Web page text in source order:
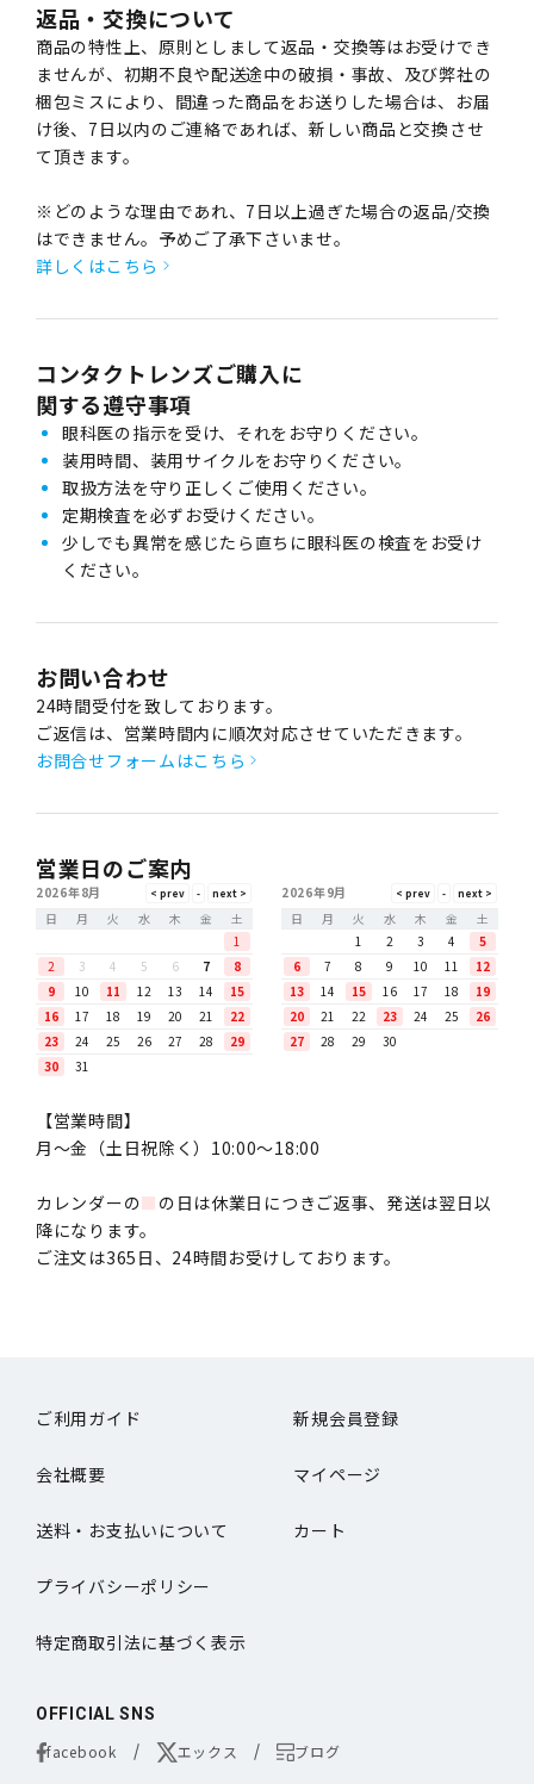
返品・交換について
商品の特性上、原則としまして返品・交換等はお受けでき
ませんが、初期不良や配送途中の破損・事故、及び弊社の
梱包ミスにより、間違った商品をお送りした場合は、お届
け後、7日以内のご連絡であれば、新しい商品と交換させ
て頂きます。
※どのような理由であれ、7日以上過ぎた場合の返品/交換
はできません。予めご了承下さいませ。
詳しくはこちら
コンタクトレンズご購入に
関する遵守事項
眼科医の指示を受け、それをお守りください。
装用時間、装用サイクルをお守りください。
取扱方法を守り正しくご使用ください。
定期検査を必ずお受けください。
少しでも異常を感じたら直ちに眼科医の検査をお受け
ください。
お問い合わせ
24時間受付を致しております。
ご返信は、営業時間内に順次対応させていただきます。
お問合せフォームはこちら
営業日のご案内
2026年8月
日
月 火 水 木 金
土
1
2
3 4 5 6 7
8
9
10 11 12 13 14
15
16
17 18 19 20 21
22
23
24 25 26 27 28
29
30
31
2026年9月
日
月 火 水 木 金
土
1
2 3 4
5
6
7 8 9 10 11
12
13
14 15 16 17 18
19
20
21 22 23 24 25
26
27
28 29 30
【営業時間】
月〜金（土日祝除く）10:00～18:00
カレンダーの■ の日は休業日につきご返事、発送は翌日以
降になります。
ご注文は365日、24時間お受けしております。
ご利用ガイド 新規会員登録
会社概要 マイページ
送料・お支払いについて カート
プライバシーポリシー
特定商取引法に基づく表示
OFFICIAL SNS
facebook エックス ブログ